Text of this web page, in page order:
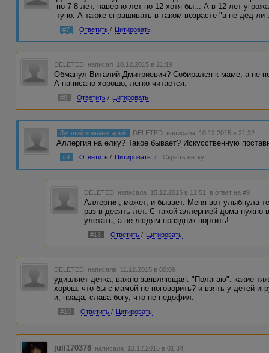
по 7-8 лет, наверно лет по 12 хотя бы... А в 12 лет
тупо. А также спрашивать в таком возрасте "а не дед
#7 Ответить / Цитировать
DELETED написал 10.12.2015 в 21:19
Обманул Виталий Дмитриевич? Собирался к маме, а не
А написано хорошо, легко читается.
#8 Ответить / Цитировать
Лучший комментарий DELETED написала 10.12.2015 в 21:32
Аллергия на елку? Такое бывает? Искусственную
#9 Ответить / Цитировать / Скрыть ветку
DELETED написала 15.12.2015 в 12:51 в ответ на #9
Аллергия, может, и бывает. Меня вот улыбнула
раз в десять лет. С такой аллергией дома нужно
улетать, а не людям праздник портить!
#13 Ответить / Цитировать
DELETED написала 11.12.2015 в 00:09
удивляет детка, важно заявляющая: "Полагаю". какие
хорош. что бы с мамой не поговорить? и взять у детей
и, прада, слава богу, что не педофил.
#10 Ответить / Цитировать
juli170378 написала 13.12.2015 в 01:34